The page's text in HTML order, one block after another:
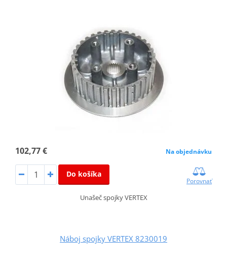
102,77 € Na objednávku
Do košíka
Porovnať
Unašeč spojky VERTEX
Náboj spojky VERTEX 8230019